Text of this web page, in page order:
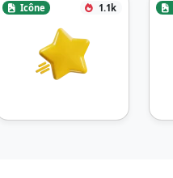
Icône 1.1k